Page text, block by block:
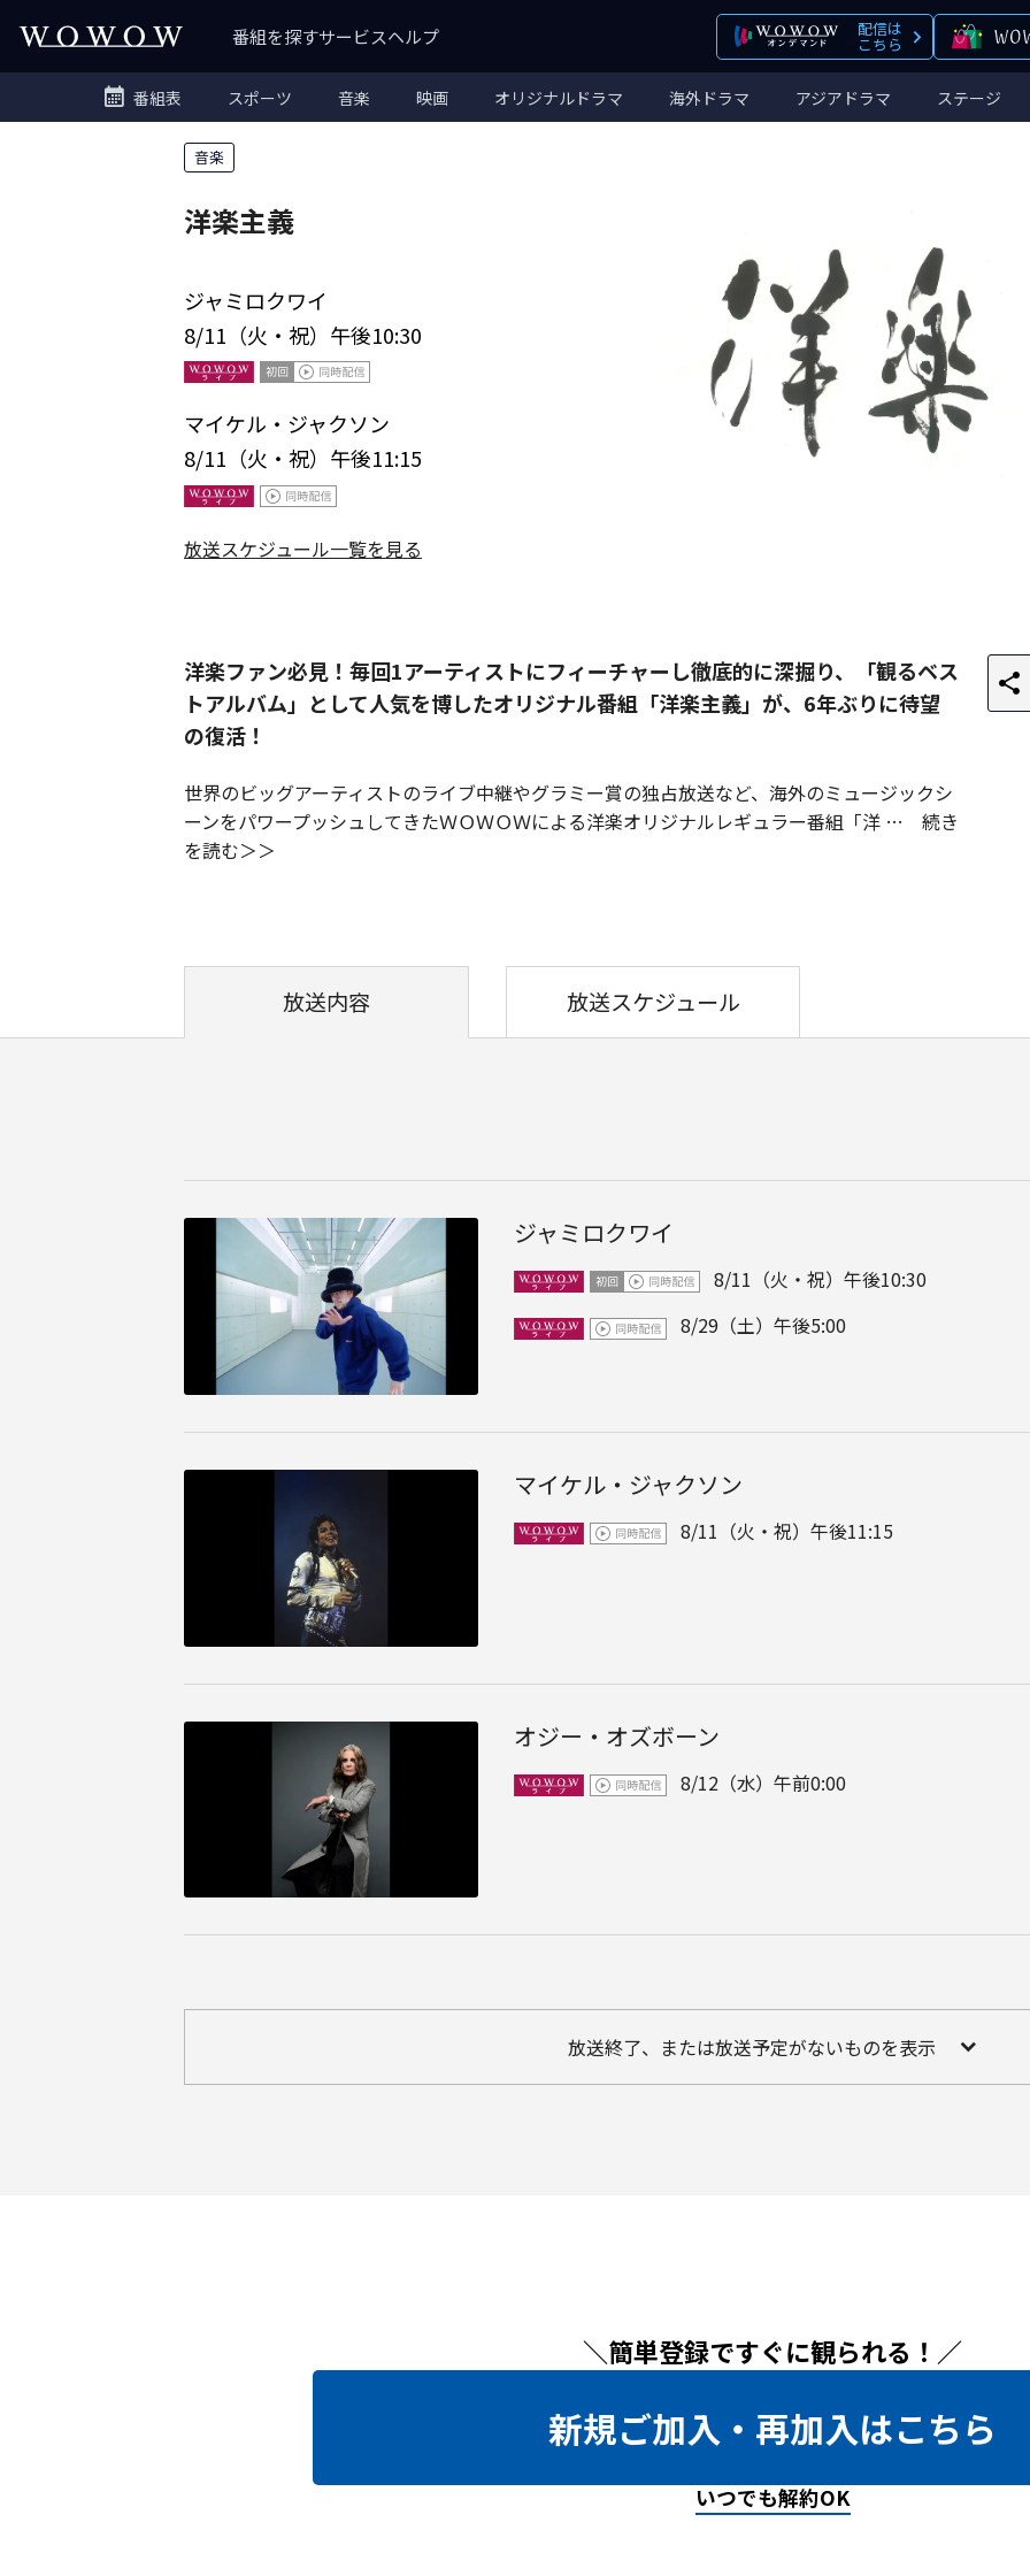
番組を探すサービスヘルプ 配信は
こちら
番組表 スポーツ 音楽 映画 オリジナルドラマ 海外ドラマ アジアドラマ ステージ
音楽
洋楽主義
ジャミロクワイ
8/11（火・祝）午後10:30
マイケル・ジャクソン
8/11（火・祝）午後11:15
放送スケジュール一覧を見る
洋楽ファン必見！毎回1アーティストにフィーチャーし徹底的に深掘り、「観るベス
トアルバム」として人気を博したオリジナル番組「洋楽主義」が、6年ぶりに待望
の復活！
世界のビッグアーティストのライブ中継やグラミー賞の独占放送など、海外のミュージックシ
ーンをパワープッシュしてきたＷＯＷＯＷによる洋楽オリジナルレギュラー番組「洋
続き
を読む
放送内容 放送スケジュール
ジャミロクワイ
8/11（火・祝）午後10:30
8/29（土）午後5:00
マイケル・ジャクソン
8/11（火・祝）午後11:15
オジー・オズボーン
8/12（水）午前0:00
放送終了、または放送予定がないものを表示
＼簡単登録ですぐに観られる！／
新規ご加入・再加入はこちら
いつでも解約OK